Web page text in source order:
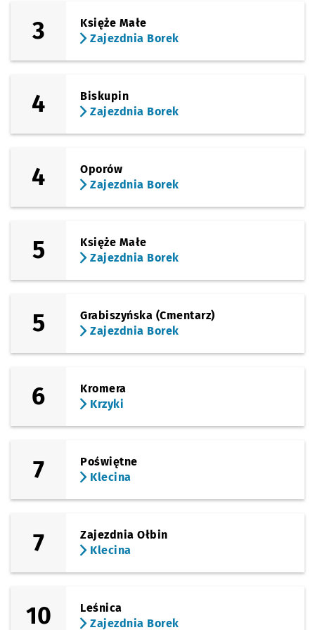
3
Księże Małe
Zajezdnia Borek
4
Biskupin
Zajezdnia Borek
4
Oporów
Zajezdnia Borek
5
Księże Małe
Zajezdnia Borek
5
Grabiszyńska (Cmentarz)
Zajezdnia Borek
6
Kromera
Krzyki
7
Poświętne
Klecina
7
Zajezdnia Ołbin
Klecina
10
Leśnica
Zajezdnia Borek